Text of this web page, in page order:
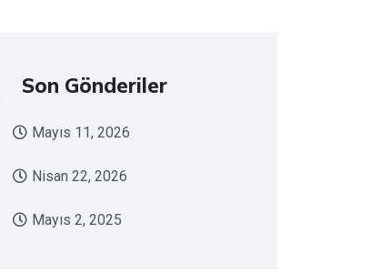
Son Gönderiler
Mayıs 11, 2026
Nisan 22, 2026
Mayıs 2, 2025